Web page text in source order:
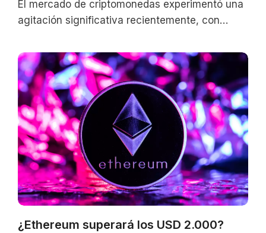
El mercado de criptomonedas experimentó una
agitación significativa recientemente, con
niveles clave de
¿Ethereum superará los USD 2.000?